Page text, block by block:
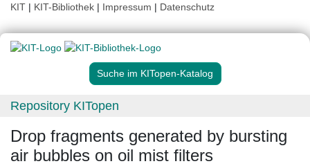
KIT | KIT-Bibliothek | Impressum | Datenschutz
Suche im KITopen-Katalog
Repository KITopen
Drop fragments generated by bursting
air bubbles on oil mist filters